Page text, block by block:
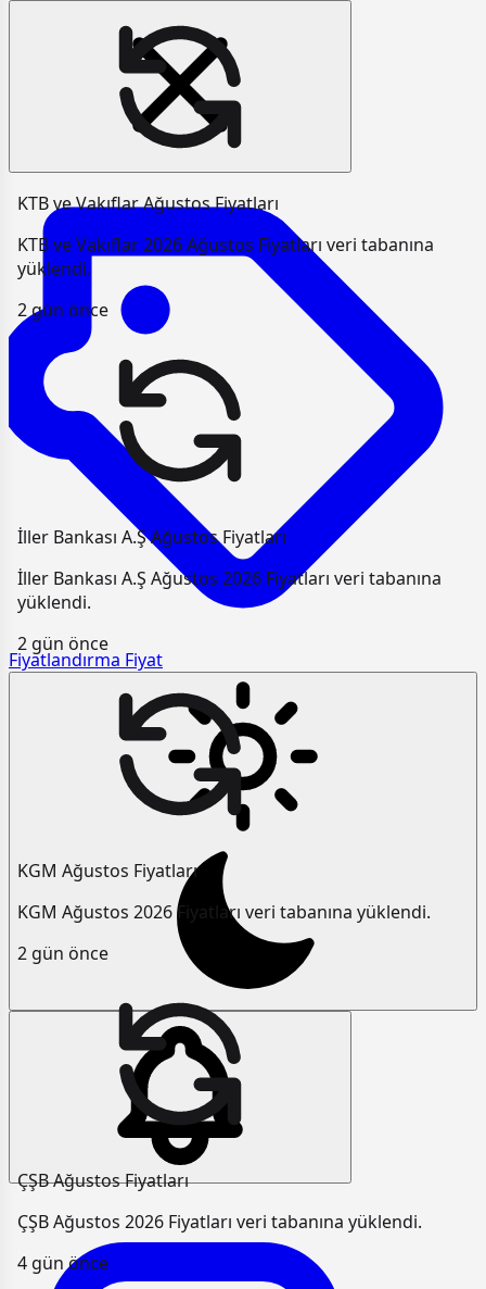
Fiyatlandırma Fiyat
KTB ve Vakıflar Ağustos Fiyatları
KTB ve Vakıflar 2026 Ağustos Fiyatları veri tabanına
yüklendi.
2 gün önce
İller Bankası A.Ş Ağustos Fiyatları
İller Bankası A.Ş Ağustos 2026 Fiyatları veri tabanına
yüklendi.
2 gün önce
KGM Ağustos Fiyatları
KGM Ağustos 2026 Fiyatları veri tabanına yüklendi.
2 gün önce
ÇŞB Ağustos Fiyatları
ÇŞB Ağustos 2026 Fiyatları veri tabanına yüklendi.
4 gün önce